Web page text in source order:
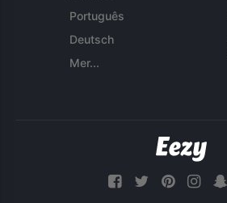
Português
Deutsch
Mer...